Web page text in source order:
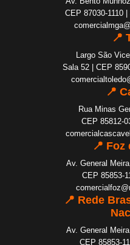
CEP 87030-1110
📍
Largo São
Sala 52 | CEP
📍
Rua Minas
CEP 85812-
📍 Foz
Av. General
CEP 85853-
📍 Rede
Av. General
CEP 85853-